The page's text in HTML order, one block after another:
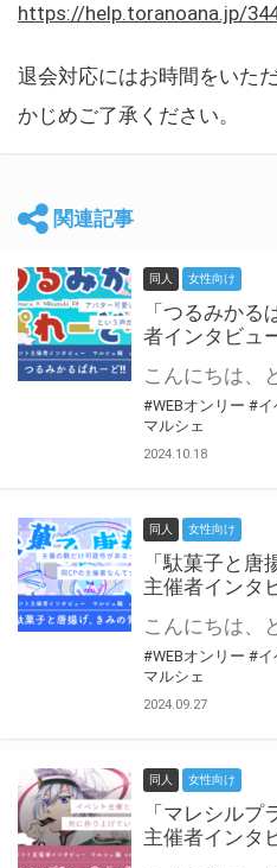
https://help.toranoana.jp/
退会対応にはお時間をいた
かじめご了承ください。
関連記事
同人 女性向け
「つるみかる
者インタビュ
#WEBオンリー #イ
マルシェ
2024.10.18
同人 女性向け
「駄菓子と唐
主催者インタ
#WEBオンリー #イ
マルシェ
2024.09.27
同人 女性向け
「マレシルプ
主催者インタ